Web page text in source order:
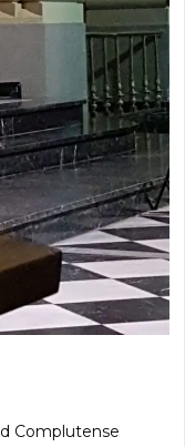
Complutense